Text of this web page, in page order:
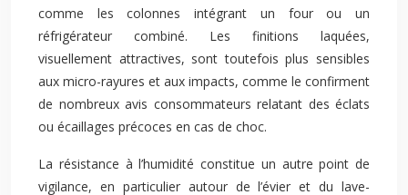
comme les colonnes intégrant un four ou un
réfrigérateur combiné. Les finitions laquées,
visuellement attractives, sont toutefois plus sensibles
aux micro-rayures et aux impacts, comme le confirment
de nombreux avis consommateurs relatant des éclats
ou écaillages précoces en cas de choc.
La résistance à l’humidité constitue un autre point de
vigilance, en particulier autour de l’évier et du lave-